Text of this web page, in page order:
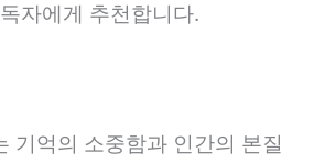
자에게 추천합니다.
기억의 소중함과 인간의 본질